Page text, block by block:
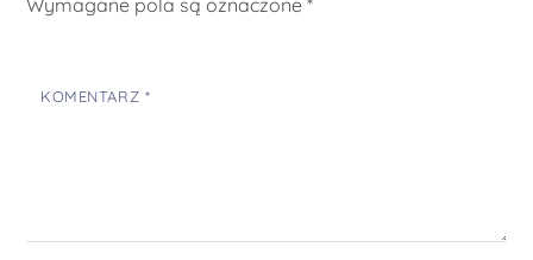
Wymagane pola są oznaczone*
KOMENTARZ *